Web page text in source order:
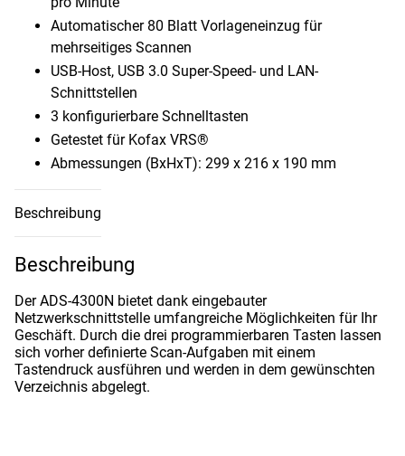
Automatischer 80 Blatt Vorlageneinzug für
mehrseitiges Scannen
USB-Host, USB 3.0 Super-Speed- und LAN-
Schnittstellen
3 konfigurierbare Schnelltasten
Getestet für Kofax VRS®
Abmessungen (BxHxT): 299 x 216 x 190 mm
Beschreibung
Beschreibung
Der ADS-4300N bietet dank eingebauter
Netzwerkschnittstelle umfangreiche Möglichkeiten für Ihr
Geschäft. Durch die drei programmierbaren Tasten lassen
sich vorher definierte Scan-Aufgaben mit einem
Tastendruck ausführen und werden in dem gewünschten
Verzeichnis abgelegt.